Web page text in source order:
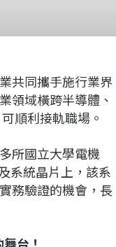
共同攜手施行業界
領域橫跨半導體、
順利接軌職場。
所國立大學電機
系統晶片上，該系
務驗證的機會，長
台！